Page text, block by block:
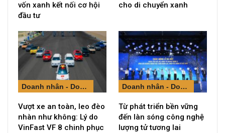
vốn xanh kết nối cơ hội
đầu tư
cho di chuyển xanh
Doanh nhân - Doanh nghiệp
Vượt xe an toàn, leo đèo
nhàn như không: Lý do
VinFast VF 8 chinh phục
Doanh nhân - Doanh nghiệp
Từ phát triển bền vững
đến làn sóng công nghệ
lượng tử tương lai